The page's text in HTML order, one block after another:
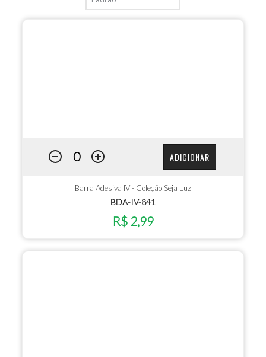
ADICIONAR
Barra Adesiva IV - Coleção Seja Luz
BDA-IV-841
R$ 2,99